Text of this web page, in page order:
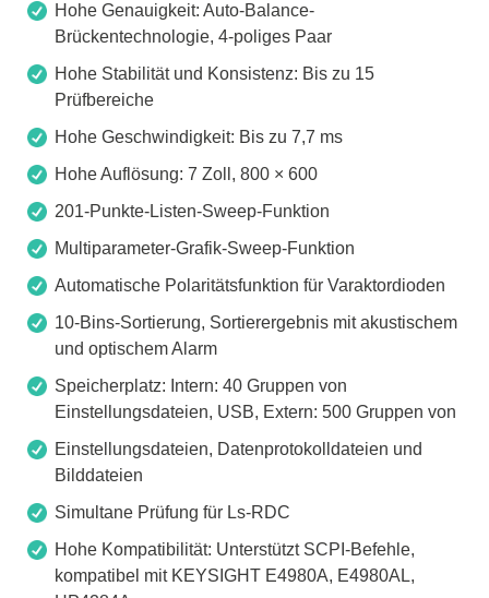
Hohe Genauigkeit: Auto-Balance-
Brückentechnologie, 4-poliges Paar
Hohe Stabilität und Konsistenz: Bis zu 15
Prüfbereiche
Hohe Geschwindigkeit: Bis zu 7,7 ms
Hohe Auflösung: 7 Zoll, 800 × 600
201-Punkte-Listen-Sweep-Funktion
Multiparameter-Grafik-Sweep-Funktion
Automatische Polaritätsfunktion für Varaktordioden
10-Bins-Sortierung, Sortierergebnis mit akustischem
und optischem Alarm
Speicherplatz: Intern: 40 Gruppen von
Einstellungsdateien, USB, Extern: 500 Gruppen von
Einstellungsdateien, Datenprotokolldateien und
Bilddateien
Simultane Prüfung für Ls-RDC
Hohe Kompatibilität: Unterstützt SCPI-Befehle,
kompatibel mit KEYSIGHT E4980A, E4980AL,